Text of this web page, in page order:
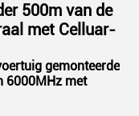
500m van de
met Celluar-
gemonteerde
6000MHz met